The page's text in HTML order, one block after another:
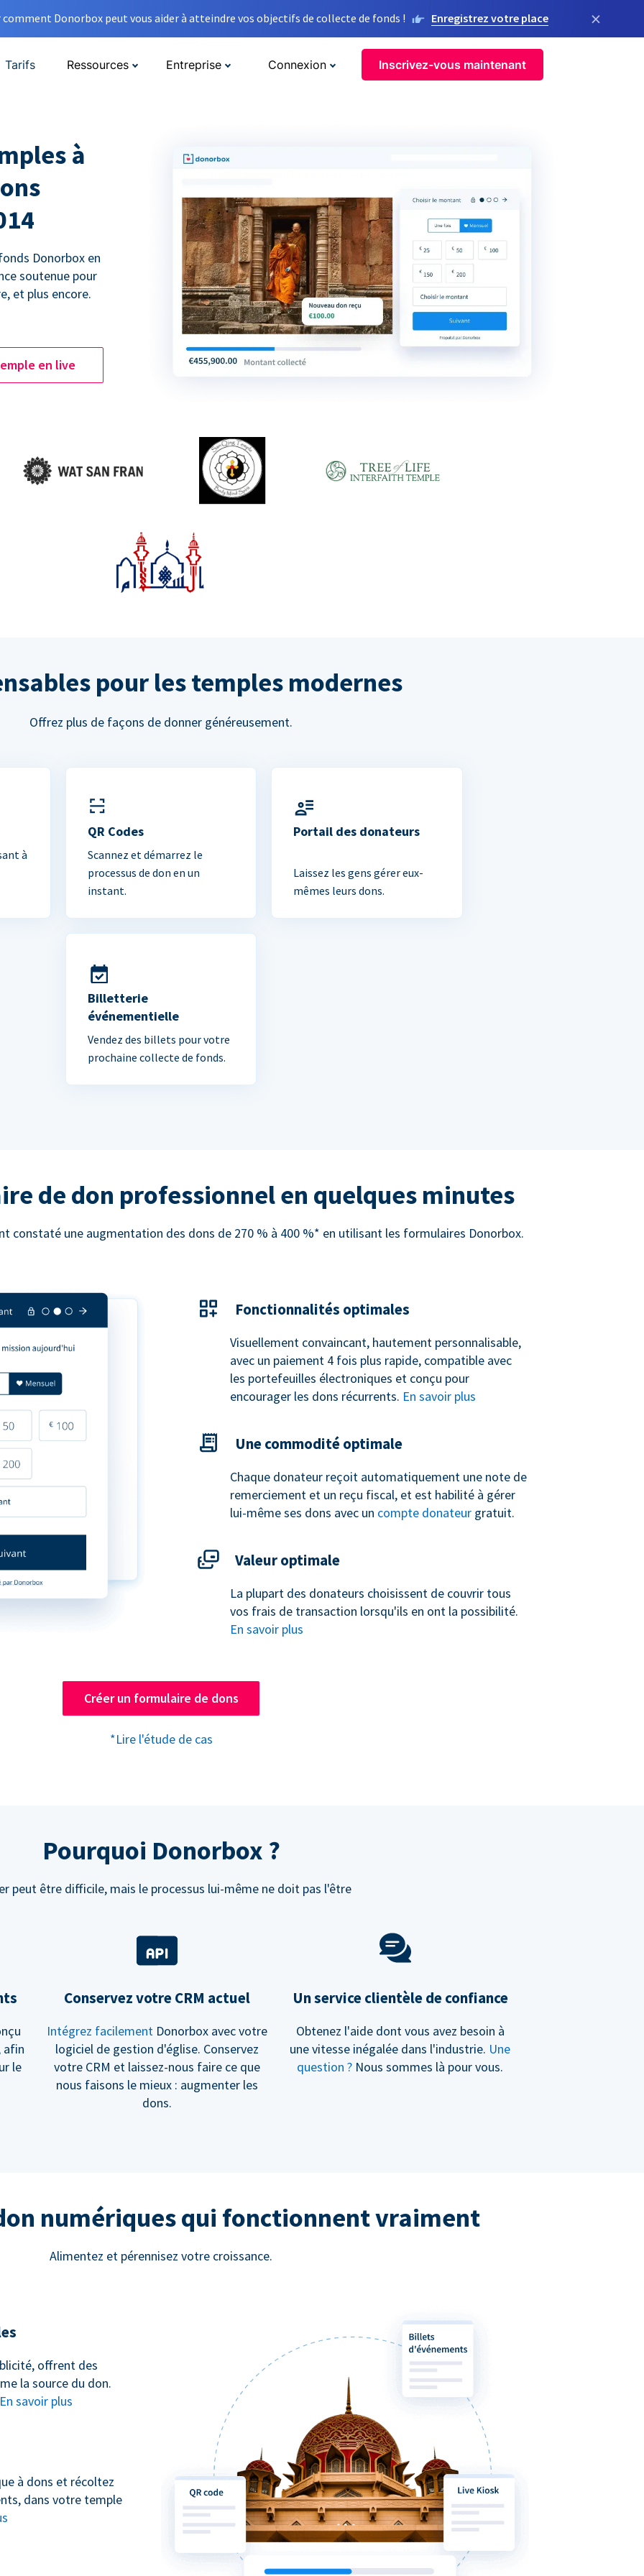
Donorbox peut vous aider à atteindre vos objectifs de collecte de fonds ! Enregistrez votre place ×
Tarifs Ressources Entreprise Connexion Inscrivez-vous maintenant
à
Donorbox en
soutenue pour
et plus encore.
en live
pour les temples modernes
Offrez plus de façons de donner généreusement.
à
QR Codes
Scannez et démarrez le
processus de don en un
instant.
Portail des donateurs
Laissez les gens gérer eux-
mêmes leurs dons.
Billetterie
événementielle
Vendez des billets pour votre
prochaine collecte de fonds.
de don professionnel en quelques minutes
constaté une augmentation des dons de 270 % à 400 %* en utilisant les formulaires Donorbox.
Fonctionnalités optimales
Visuellement convaincant, hautement personnalisable,
avec un paiement 4 fois plus rapide, compatible avec
les portefeuilles électroniques et conçu pour
encourager les dons récurrents. En savoir plus
Une commodité optimale
Chaque donateur reçoit automatiquement une note de
remerciement et un reçu fiscal, et est habilité à gérer
lui-même ses dons avec un compte donateur gratuit.
Valeur optimale
La plupart des donateurs choisissent de couvrir tous
vos frais de transaction lorsqu'ils en ont la possibilité.
En savoir plus
Créer un formulaire de dons
*Lire l'étude de cas
Pourquoi Donorbox ?
peut être difficile, mais le processus lui-même ne doit pas l'être
afin
le
Conservez votre CRM actuel
Intégrez facilement Donorbox avec votre
logiciel de gestion d'église. Conservez
votre CRM et laissez-nous faire ce que
nous faisons le mieux : augmenter les
dons.
Un service clientèle de confiance
Obtenez l'aide dont vous avez besoin à
une vitesse inégalée dans l'industrie. Une
question ? Nous sommes là pour vous.
numériques qui fonctionnent vraiment
Alimentez et pérennisez votre croissance.
offrent des
la source du don.
En savoir plus
à dons et récoltez
dans votre temple